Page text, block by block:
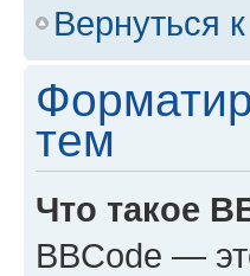
Вернуться
тем
Что такое
BBCode —